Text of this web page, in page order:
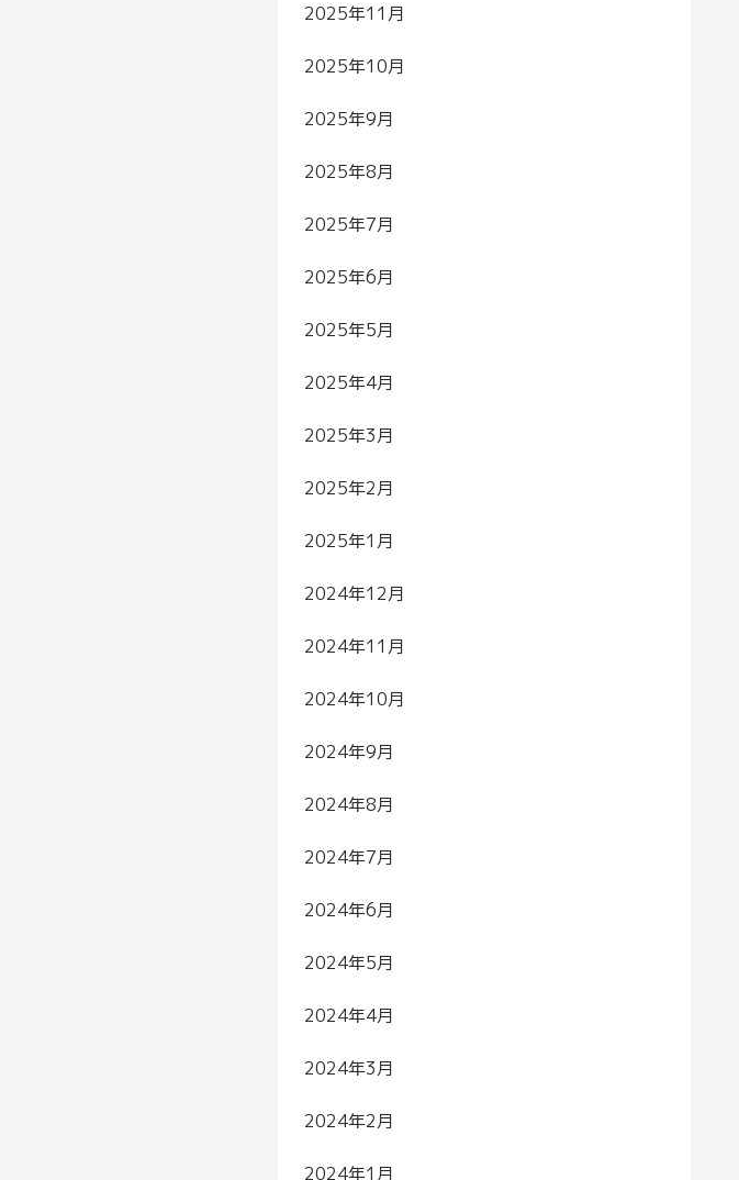
2025年11月
2025年10月
2025年9月
2025年8月
2025年7月
2025年6月
2025年5月
2025年4月
2025年3月
2025年2月
2025年1月
2024年12月
2024年11月
2024年10月
2024年9月
2024年8月
2024年7月
2024年6月
2024年5月
2024年4月
2024年3月
2024年2月
2024年1月